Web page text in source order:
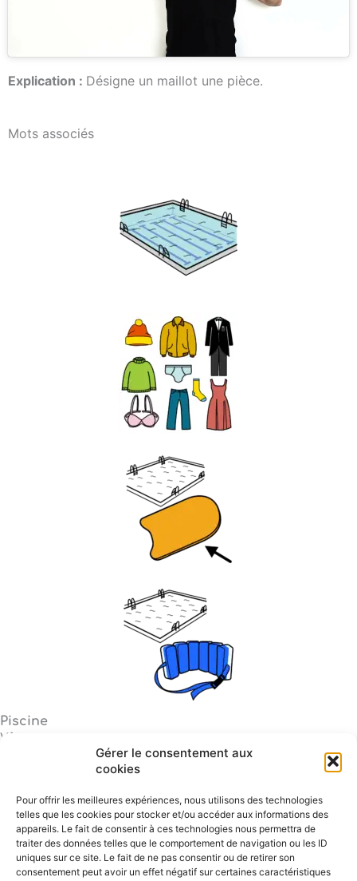
Gérer le consentement aux
cookies
Pour offrir les meilleures expériences, nous utilisons des technologies
telles que les cookies pour stocker et/ou accéder aux informations des
appareils. Le fait de consentir à ces technologies nous permettra de
traiter des données telles que le comportement de navigation ou les ID
uniques sur ce site. Le fait de ne pas consentir ou de retirer son
consentement peut avoir un effet négatif sur certaines caractéristiques
Explication : Désigne un maillot une pièce.
Mots associés
Piscine
Vêtement
Ceinture de flotteurs